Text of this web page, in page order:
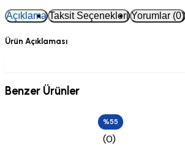
Açıklama Taksit Seçenekleri Yorumlar (0)
Ürün Açıklaması
Benzer Ürünler
%55
(0)